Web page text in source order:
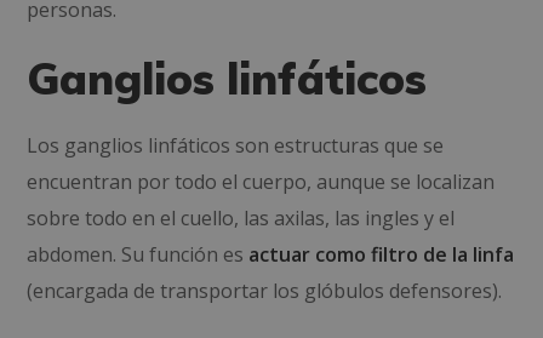
personas.
Ganglios linfáticos
Los ganglios linfáticos son estructuras que se
encuentran por todo el cuerpo, aunque se localizan
sobre todo en el cuello, las axilas, las ingles y el
abdomen. Su función es actuar como filtro de la linfa
(encargada de transportar los glóbulos defensores).